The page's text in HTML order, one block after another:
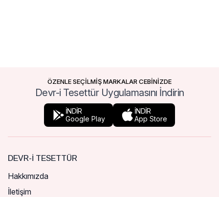
ÖZENLE SEÇİLMİŞ MARKALAR CEBİNİZDE
Devr-i Tesettür Uygulamasını İndirin
İNDİR
Google Play
İNDİR
App Store
DEVR-I TESETTÜR
Hakkımızda
İletişim